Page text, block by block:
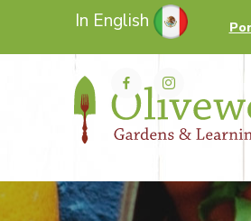
In English